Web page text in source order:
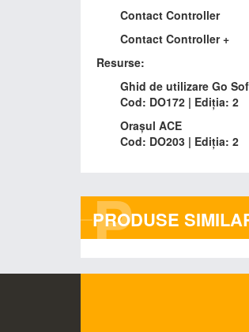
Contact Controller
Contact Controller +
Resurse:
Ghid de utilizare Go
Cod: DO172 | Ediția: 2
Orașul ACE
Cod: DO203 | Ediția: 2
P
PRODUSE